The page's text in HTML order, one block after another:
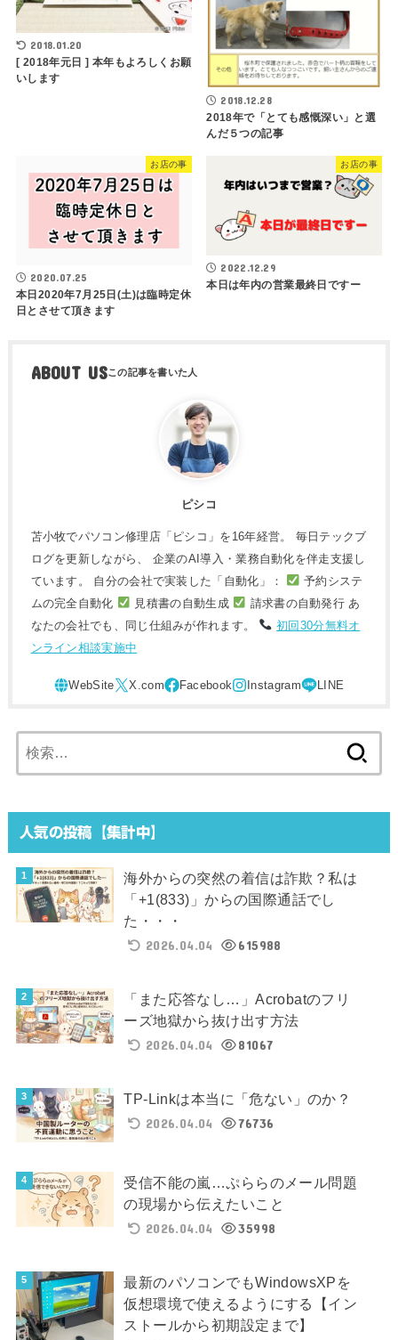
2018.01.20
[ 2018年元日 ] 本年もよろしくお願
いします
2018.12.28
2018年で「とても感慨深い」と選
んだ５つの記事
お店の事
2020.07.25
本日2020年7月25日(土)は臨時定休
日とさせて頂きます
お店の事
2022.12.29
本日は年内の営業最終日ですー
ABOUT US
ピシコ
苫小牧でパソコン修理店「ピシコ」を16年経営。 毎日テックブ
ログを更新しながら、 企業のAI導入・業務自動化を伴走支援し
ています。 自分の会社で実装した「自動化」：
予約システ
ムの完全自動化
見積書の自動生成
請求書の自動発行 あ
なたの会社でも、同じ仕組みが作れます。
初回30分無料オ
ンライン相談実施中
索:
人気の投稿【集計中】
海外からの突然の着信は詐欺？私は
「+1(833)」からの国際通話でし
た・・・
2026.04.04
615988
「また応答なし…」Acrobatのフリ
ーズ地獄から抜け出す方法
2026.04.04
81067
TP-Linkは本当に「危ない」のか？
2026.04.04
76736
受信不能の嵐…ぷららのメール問題
の現場から伝えたいこと
2026.04.04
35998
最新のパソコンでもWindowsXPを
仮想環境で使えるようにする【イン
ストールから初期設定まで】